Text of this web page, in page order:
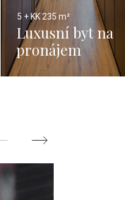
5 + KK235 m²
Luxusní byt na
pronájem
Smetanovo